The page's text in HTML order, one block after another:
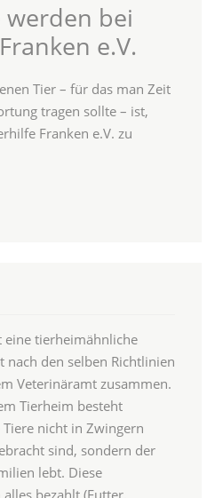
werden bei
e.V.
Tier – für das man Zeit
tragen sollte – ist,
Franken e.V. zu
eine tierheimähnliche
nach den selben Richtlinien
Veterinäramt zusammen.
Tierheim besteht
nicht in Zwingern
sind, sondern der
lebt. Diese